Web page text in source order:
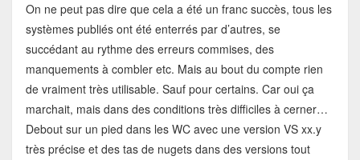
On ne peut pas dire que cela a été un franc succès, tous les
systèmes publiés ont été enterrés par d’autres, se
succédant au rythme des erreurs commises, des
manquements à combler etc. Mais au bout du compte rien
de vraiment très utilisable. Sauf pour certains. Car oui ça
marchait, mais dans des conditions très difficiles à cerner…
Debout sur un pied dans les WC avec une version VS xx.y
très précise et des tas de nugets dans des versions tout